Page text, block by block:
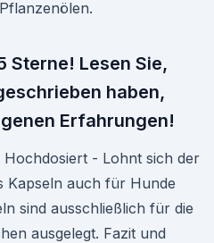
Sterne! Lesen Sie,
haben,
Erfahrungen!
- Lohnt sich der
Kapseln auch für Hunde
sind ausschließlich für die
ausgelegt. Fazit und